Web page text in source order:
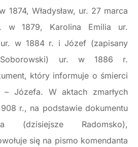
1874, Władysław, ur. 27 marca
w 1879, Karolina Emilia ur.
w 1884 r. i Józef (zapisany
ur. w 1886 r.
który informuje o śmierci
Józefa. W aktach zmarłych
r., na podstawie dokumentu
(dzisiejsze Radomsko),
się na pismo komendanta